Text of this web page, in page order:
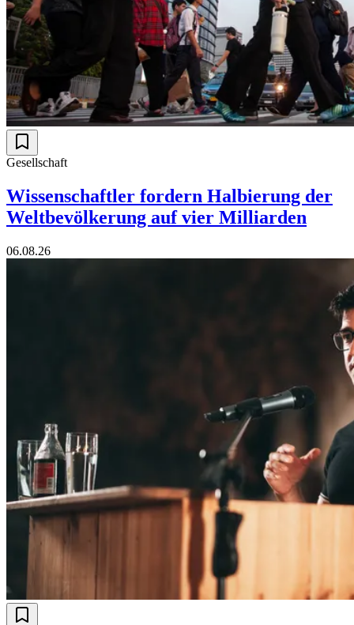
Gesellschaft
Wissenschaftler fordern Halbierung der
Weltbevölkerung auf vier Milliarden
06.08.26